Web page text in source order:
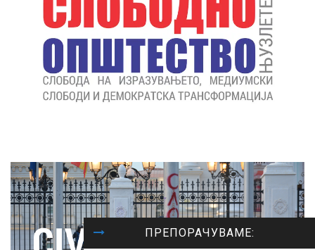
ПРЕПОРАЧУВАМЕ: